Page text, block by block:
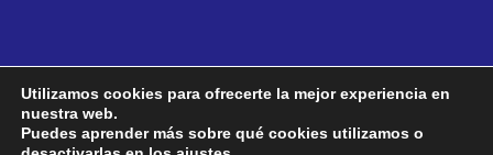
Utilizamos cookies para ofrecerte la mejor experiencia en
nuestra web.
Puedes aprender más sobre qué cookies utilizamos o